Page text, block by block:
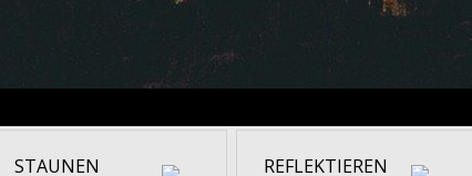
STAUNEN REFLEKTIEREN